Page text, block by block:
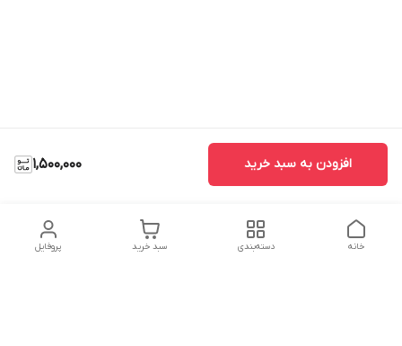
1,500,000 افزودن به سبد خرید
پروفایل سبد خرید دسته‌بندی خانه